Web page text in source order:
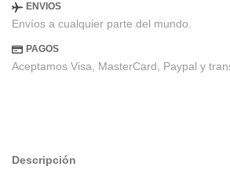
ENVIOS
Envíos a cualquier parte del mundo.
PAGOS
Aceptamos Visa, MasterCard, Paypal y
Descripción